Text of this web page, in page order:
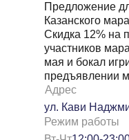
Предложение
Казанского
Скидка 12% на
участников
мая и бокал
предъявлении
Адрес
ул. Кави
Режим работы